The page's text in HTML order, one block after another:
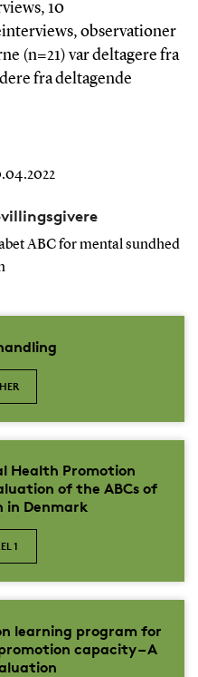
10
observationer
(n=21) var deltagere fra
fra deltagende
ABC for mental sundhed
Health Promotion
of the ABCs of
in Denmark
1
learning program for
capacity – A